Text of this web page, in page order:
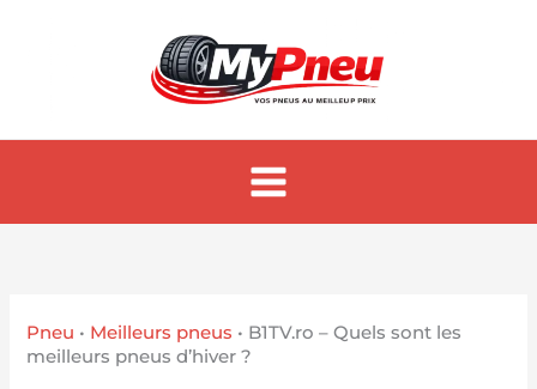
Pneu • Meilleurs pneus • B1TV.ro – Quels sont les
meilleurs pneus d’hiver ?